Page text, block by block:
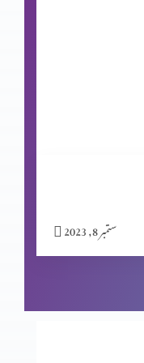
ستمبر 8, 2023